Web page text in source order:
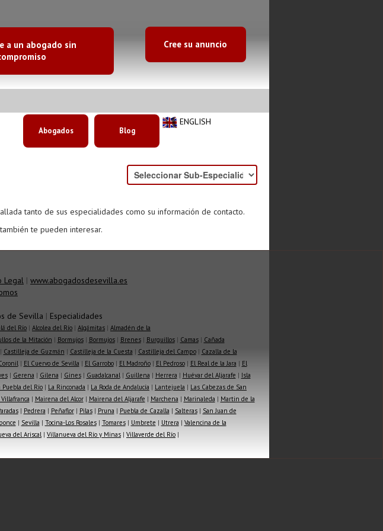
a un abogado sin
Cree su anuncio
ENGLISH
Abogados Blog
tanto de sus especialidades como su información de contacto.
te pueden interesar.
Legal | www.abogadosdesevilla.es
de Sevilla | Especialidades
del Río | Alcolea del Río | Algámitas | Almadén de la
de la Mitación | Bormujos| Bormujos| Brenes| Burguillos| Camas| Cañada
Castilleja de Guzmán | Castilleja de la Cuesta | Castilleja del Campo| Cazalla de la
| El Cuervo de Sevilla | El Garrobo| El Madroño| El Pedroso| El Real de la Jara | El
| Gerena | Gilena | Gines| Guadalcanal| Guillena | Herrera | Huévar del Aljarafe | Isla
Puebla del Río | La Rinconada | La Roda de Andalucía | Lantejuela | Las Cabezas de San
Villafranca | Mairena del Alcor| Mairena del Aljarafe | Marchena | Marinaleda | Martin de la
| Pedrera | Peñaflor| Pilas| Pruna | Puebla de Cazalla | Salteras| San Juan de
| Sevilla | Tocina-Los Rosales| Tomares| Umbrete | Utrera | Valencina de la
del Ariscal| Villanueva del Río y Minas | Villaverde del Río |